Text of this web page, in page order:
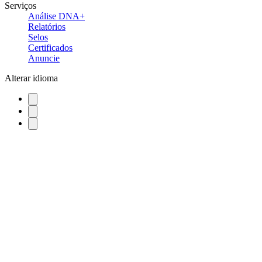
Serviços
Análise DNA+
Relatórios
Selos
Certificados
Anuncie
Alterar idioma